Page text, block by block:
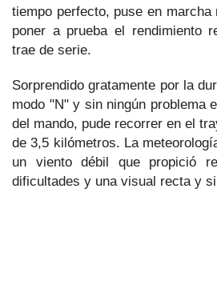
tiempo perfecto, puse en
poner a prueba el rendimiento
trae de serie.
Sorprendido gratamente por la
modo "N" y sin ningún problema
del mando, pude recorrer en el
de 3,5 kilómetros. La
un viento débil que propició
dificultades y una visual recta y